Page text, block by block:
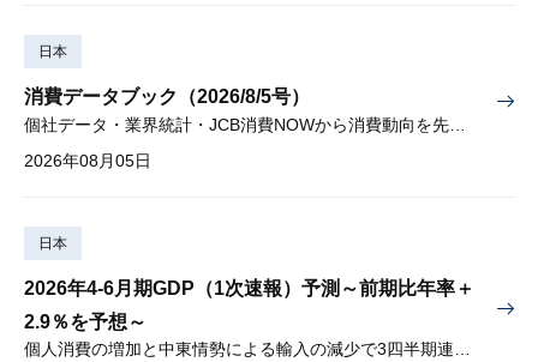
日本
消費データブック（2026/8/5号）
2026年08月05日
日本
2026年4-6月期GDP（1次速報）予測～前期比年率＋
2.9％を予想～
個人消費の増加と中東情勢による輸入の減少で3四半期連続プラス